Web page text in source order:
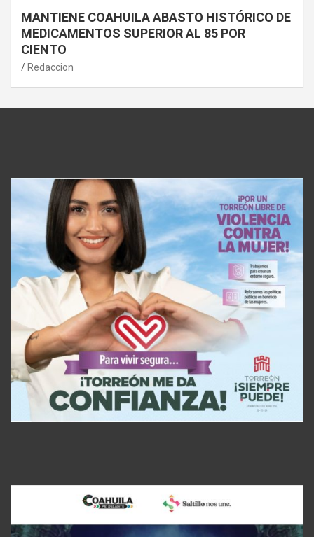
MANTIENE COAHUILA ABASTO HISTÓRICO DE
MEDICAMENTOS SUPERIOR AL 85 POR
CIENTO
Redaccion